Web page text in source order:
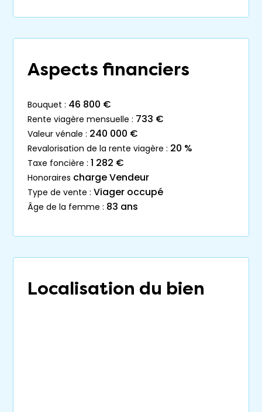
Aspects financiers
bouquet : 46 800 €
rente viagère mensuelle : 733 €
valeur vénale : 240 000 €
revalorisation de la rente viagère : 20 %
taxe foncière : 1 282 €
honoraires charge Vendeur
type de vente : Viager occupé
âge de la femme : 83 ans
Localisation du bien